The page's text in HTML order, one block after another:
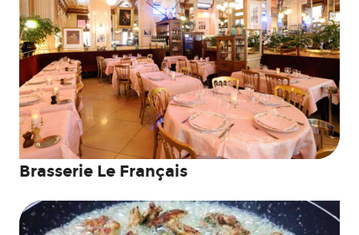
Brasserie Le Français